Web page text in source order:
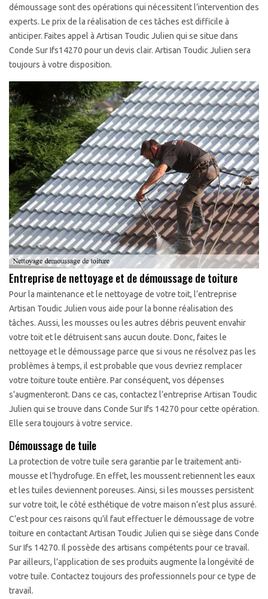
démoussage sont des opérations qui nécessitent l’intervention des
experts. Le prix de la réalisation de ces tâches est difficile à
anticiper. Faites appel à Artisan Toudic Julien qui se situe dans
Conde Sur Ifs14270 pour un devis clair. Artisan Toudic Julien sera
toujours à votre disposition.
Entreprise de nettoyage et de démoussage de toiture
Pour la maintenance et le nettoyage de votre toit, l’entreprise
Artisan Toudic Julien vous aide pour la bonne réalisation des
tâches. Aussi, les mousses ou les autres débris peuvent envahir
votre toit et le détruisent sans aucun doute. Donc, faites le
nettoyage et le démoussage parce que si vous ne résolvez pas les
problèmes à temps, il est probable que vous devriez remplacer
votre toiture toute entière. Par conséquent, vos dépenses
s’augmenteront. Dans ce cas, contactez l’entreprise Artisan Toudic
Julien qui se trouve dans Conde Sur Ifs 14270 pour cette opération.
Elle sera toujours à votre service.
Démoussage de tuile
La protection de votre tuile sera garantie par le traitement anti-
mousse et l’hydrofuge. En effet, les moussent retiennent les eaux
et les tuiles deviennent poreuses. Ainsi, si les mousses persistent
sur votre toit, le côté esthétique de votre maison n’est plus assuré.
C’est pour ces raisons qu’il faut effectuer le démoussage de votre
toiture en contactant Artisan Toudic Julien qui se siège dans Conde
Sur Ifs 14270. Il possède des artisans compétents pour ce travail.
Par ailleurs, l’application de ses produits augmente la longévité de
votre tuile. Contactez toujours des professionnels pour ce type de
travail.